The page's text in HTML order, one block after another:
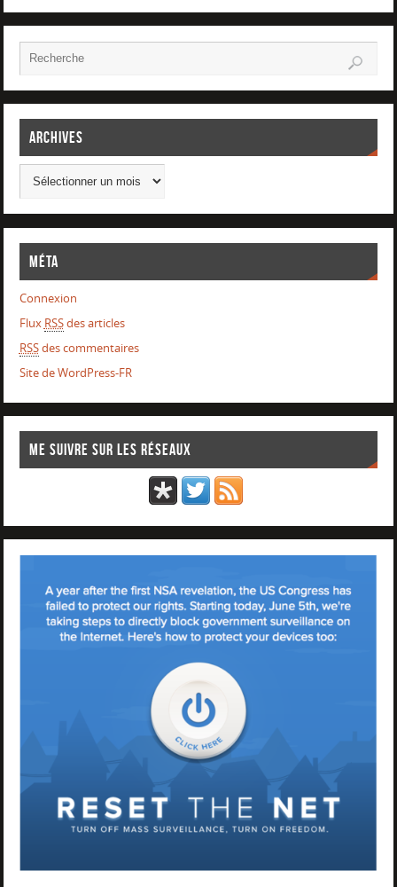
Archives
Méta
Connexion
Flux RSSdes articles
RSSdes commentaires
Site de WordPress-FR
Me suivre sur les réseaux